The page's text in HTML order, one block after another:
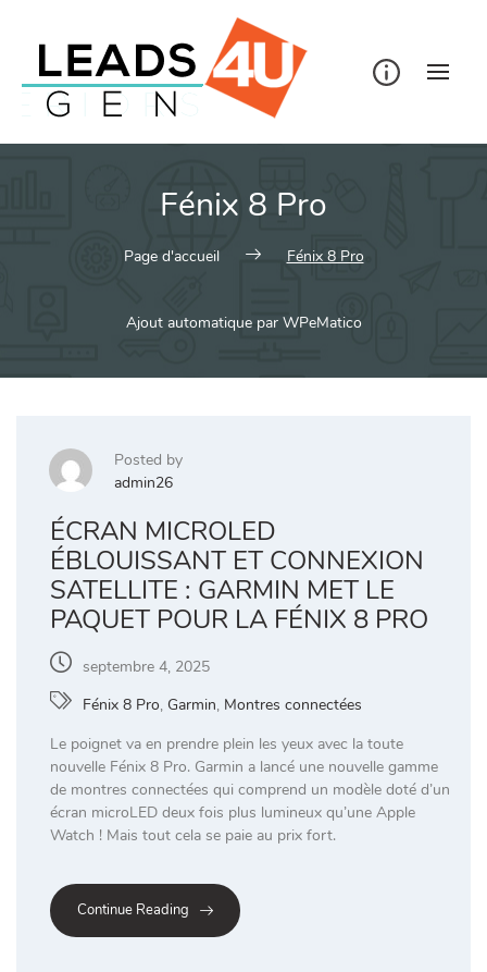
Fénix 8 Pro
Page d'accueil Fénix 8 Pro
Ajout automatique par WPeMatico
Posted by
admin26
ÉCRAN MICROLED
ÉBLOUISSANT ET CONNEXION
SATELLITE : GARMIN MET LE
PAQUET POUR LA FÉNIX 8 PRO
septembre 4, 2025
Fénix 8 Pro, Garmin, Montres connectées
Le poignet va en prendre plein les yeux avec la toute
nouvelle Fénix 8 Pro. Garmin a lancé une nouvelle gamme
de montres connectées qui comprend un modèle doté d’un
écran microLED deux fois plus lumineux qu’une Apple
Watch ! Mais tout cela se paie au prix fort.
Continue Reading